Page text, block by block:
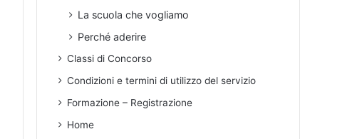
La scuola che vogliamo
Perché aderire
Classi di Concorso
Condizioni e termini di utilizzo del servizio
Formazione – Registrazione
Home